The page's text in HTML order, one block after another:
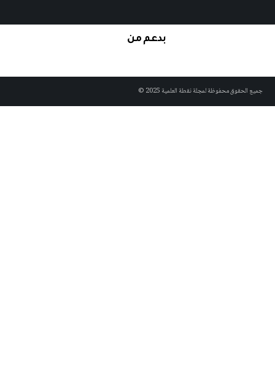
بدعم من
محفوظة لمجلة نقطة العلمية 2025 ©